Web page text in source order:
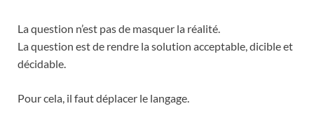
La question n’est pas de masquer la réalité.
La question est de rendre la solution acceptable, dicible et
décidable.
Pour cela, il faut déplacer le langage.